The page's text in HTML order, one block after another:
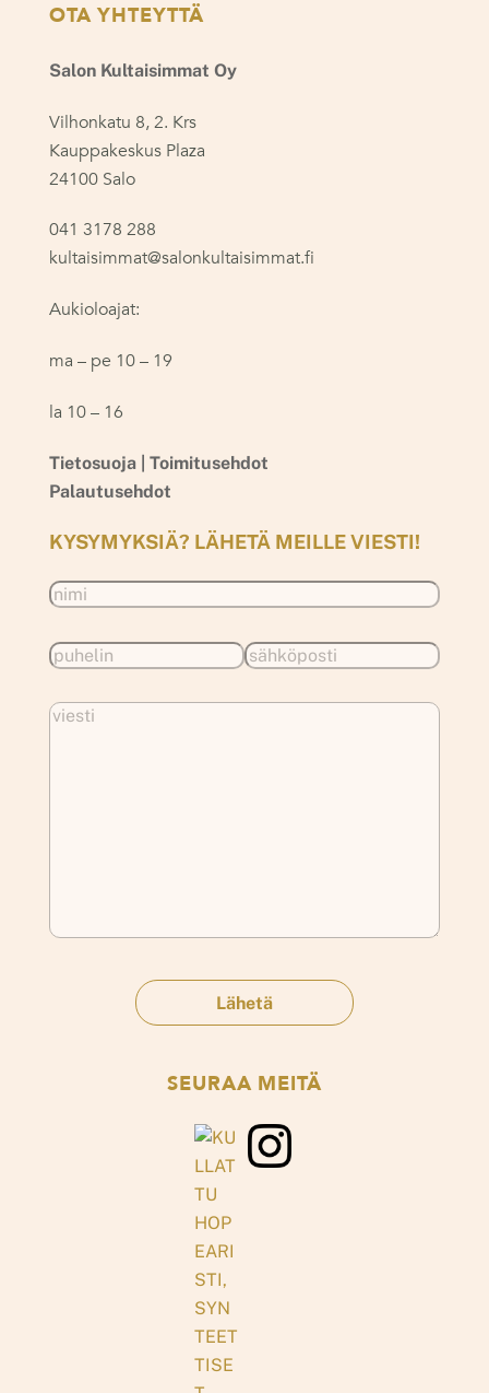
OTA YHTEYTTÄ
Salon Kultaisimmat Oy
Vilhonkatu 8, 2. Krs
Kauppakeskus Plaza
24100 Salo
041 3178 288
kultaisimmat@salonkultaisimmat.fi
Aukioloajat:
ma – pe 10 – 19
la 10 – 16
Tietosuoja | Toimitusehdot
Palautusehdot
KYSYMYKSIÄ? LÄHETÄ MEILLE VIESTI!
SEURAA MEITÄ